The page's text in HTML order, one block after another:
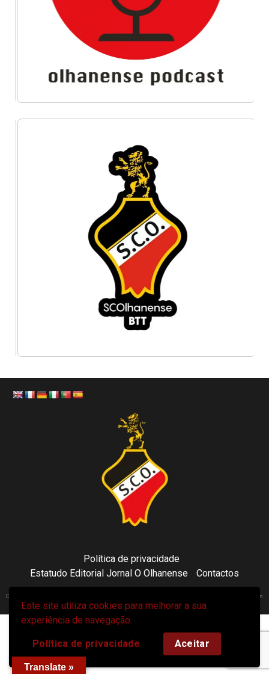
Este site utiliza cookies para melhorar a sua
experiência de navegação.
Política de privacidade Aceitar
Política de privacidade
Estatudo Editorial Jornal O Olhanense
Contactos
Copyright 2021 © Sporting Clube Olhanense - All rights reserved | Adapted by Tecni24.com | Hosted on
ToonsDomain.com |Newspherepor AF themes.
Translate »